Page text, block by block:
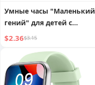
Умные часы "Маленький
гений" для детей с
мультяшным халтером
$2.36$3.15